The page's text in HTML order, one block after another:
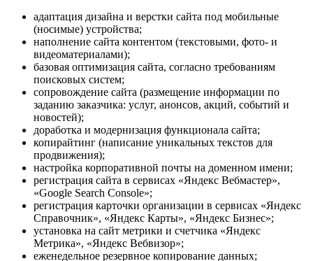
адаптация дизайна и верстки сайта под мобильные
(носимые) устройства;
наполнение сайта контентом (текстовыми, фото- и
видеоматериалами);
базовая оптимизация сайта, согласно требованиям
поисковых систем;
сопровождение сайта (размещение информации по
заданию заказчика: услуг, анонсов, акций, событий и
новостей);
доработка и модернизация функционала сайта;
копирайтинг (написание уникальных текстов для
продвижения);
настройка корпоративной почты на доменном имени;
регистрация сайта в сервисах «Яндекс Вебмастер»,
«Google Search Console»;
регистрация карточки организации в сервисах «Яндекс
Справочник», «Яндекс Карты», «Яндекс Бизнес»;
установка на сайт метрики и счетчика «Яндекс
Метрика», «Яндекс Вебвизор»;
еженедельное резервное копирование данных;